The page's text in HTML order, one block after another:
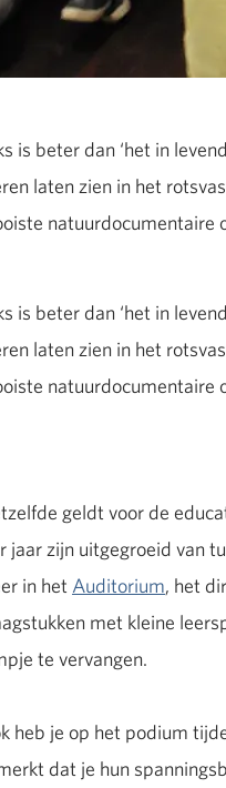
is beter dan ‘het in
laten zien in het
natuurdocumentaire
is beter dan ‘het in
laten zien in het
natuurdocumentaire
geldt voor de
jaar zijn uitgegroeid van
in het Auditorium, het
met kleine
te vervangen.
heb je op het podium
dat je hun